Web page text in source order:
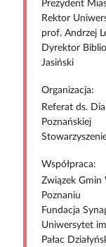
Prezydent
Rektor
prof. Andrzej
Dyrektor
Jasiński
Organizacja:
Referat ds.
Poznańskiej
Współpraca:
Związek
Poznaniu
Fundacja
Uniwersytet
Pałac